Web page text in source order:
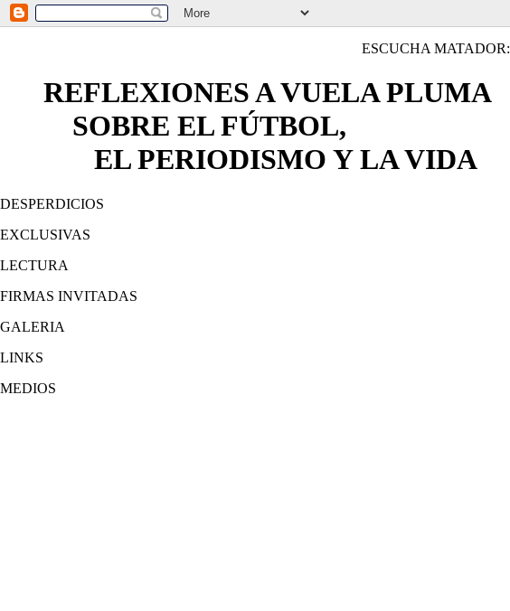
ESCUCHA MATADOR:
REFLEXIONES A VUELA PLUMA
SOBRE EL FÚTBOL,
EL PERIODISMO Y LA VIDA
DESPERDICIOS
EXCLUSIVAS
LECTURA
FIRMAS INVITADAS
GALERIA
LINKS
MEDIOS